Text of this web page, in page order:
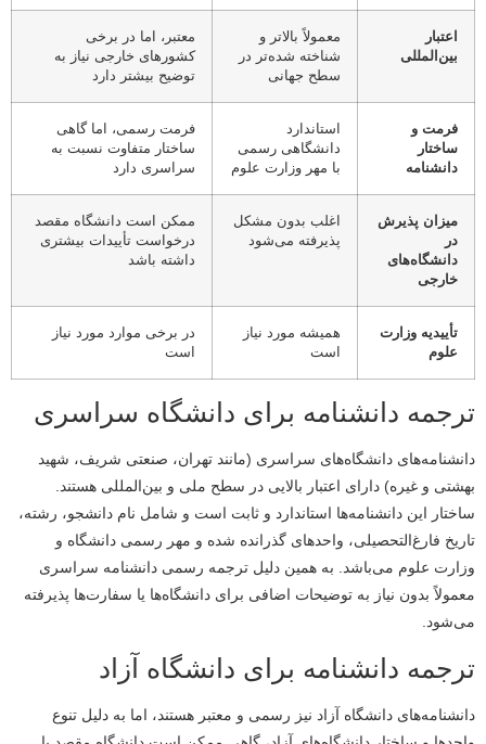
اعتبار
بین‌المللی
معمولاً بالاتر و
شناخته شده‌تر در
سطح جهانی
معتبر، اما در برخی
کشورهای خارجی نیاز به
توضیح بیشتر دارد
فرمت و
ساختار
دانشنامه
استاندارد
دانشگاهی رسمی
با مهر وزارت علوم
فرمت رسمی، اما گاهی
ساختار متفاوت نسبت به
سراسری دارد
میزان پذیرش
در
دانشگاه‌های
خارجی
اغلب بدون مشکل
پذیرفته می‌شود
ممکن است دانشگاه مقصد
درخواست تأییدات بیشتری
داشته باشد
تأییدیه وزارت
علوم
همیشه مورد نیاز
است
در برخی موارد مورد نیاز
است
ترجمه دانشنامه برای دانشگاه سراسری
دانشنامه‌های دانشگاه‌های سراسری (مانند تهران، صنعتی شریف، شهید
بهشتی و غیره) دارای اعتبار بالایی در سطح ملی و بین‌المللی هستند.
ساختار این دانشنامه‌ها استاندارد و ثابت است و شامل نام دانشجو، رشته،
تاریخ فارغ‌التحصیلی، واحدهای گذرانده شده و مهر رسمی دانشگاه و
وزارت علوم می‌باشد. به همین دلیل ترجمه رسمی دانشنامه سراسری
معمولاً بدون نیاز به توضیحات اضافی برای دانشگاه‌ها یا سفارت‌ها پذیرفته
می‌شود.
ترجمه دانشنامه برای دانشگاه آزاد
دانشنامه‌های دانشگاه آزاد نیز رسمی و معتبر هستند، اما به دلیل تنوع